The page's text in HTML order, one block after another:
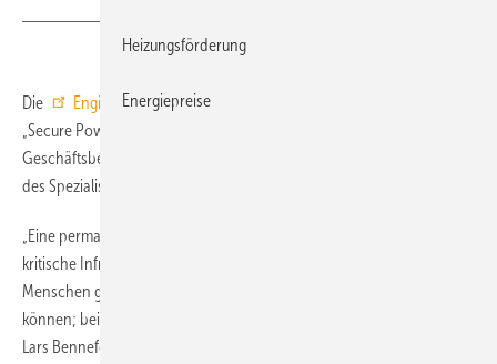
Die Engie Deutschland GmbH
„Secure Power Systems“ gegründet. Diese gehört zum
Geschäftsbereich Building Services und ist am Hamburger Standort
des Spezialisten für Technik, Energie und Service angesiedelt.
„Eine permanent verfügbare Stromversorgung ist insbesondere für
kritische Infrastrukturen essenziell, in denen durch einen Stromausfall
Menschen gefährdet werden oder große Materialschäden entstehen
können; beispielsweise in Krankenhäusern oder Rechenzentren“, sagt
Lars Bennefeld, der die neue Niederlassung leitet. „Wir haben bei
Heizungsförderung
Energiepreise